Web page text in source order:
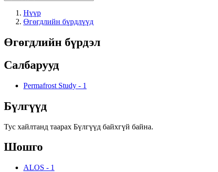
Нүүр
Өгөгдлийн бүрдлүүд
Өгөгдлийн бүрдэл
Салбарууд
Permafrost Study - 1
Бүлгүүд
Тус хайлтанд таарах Бүлгүүд байхгүй байна.
Шошго
ALOS - 1